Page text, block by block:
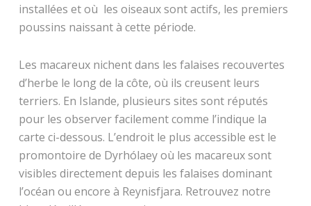
installées et où les oiseaux sont actifs, les premiers
poussins naissant à cette période.
Les macareux nichent dans les falaises recouvertes
d’herbe le long de la côte, où ils creusent leurs
terriers. En Islande, plusieurs sites sont réputés
pour les observer facilement comme l’indique la
carte ci-dessous. L’endroit le plus accessible est le
promontoire de Dyrhólaey où les macareux sont
visibles directement depuis les falaises dominant
l’océan ou encore à Reynisfjara. Retrouvez notre